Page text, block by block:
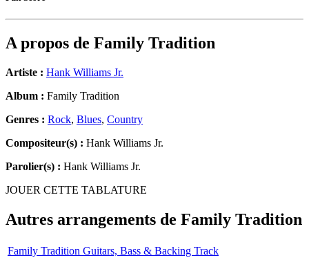
A propos de Family Tradition
Artiste : Hank Williams Jr.
Album : Family Tradition
Genres : Rock, Blues, Country
Compositeur(s) : Hank Williams Jr.
Parolier(s) : Hank Williams Jr.
JOUER CETTE TABLATURE
Autres arrangements de Family Tradition
Family Tradition Guitars, Bass & Backing Track